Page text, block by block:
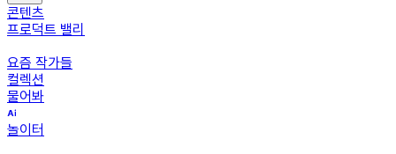
콘텐츠
프로덕트 밸리
요즘 작가들
컬렉션
물어봐
놀이터